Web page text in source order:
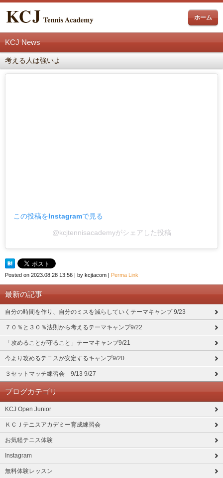
ホーム
KCJ News
考える人は強いよ
この投稿をInstagramで見る
@kcjtennisacademyがシェアした投稿
Posted on 2023.08.28 13:56 | by kcjtacom | Perma Link
最新の記事
自分の時間を作り、自分のミスを減らしていくテーマキャンプ 9/23
７０％と３０％法則から考えるテーマキャンプ9/22
「攻めることが守ること」テーマキャンプ9/21
今より攻めるテニスが安定するキャンプ9/20
３セットマッチ練習会 9/13 9/27
ブログカテゴリ
KCJ Open Junior
ＫＣＪテニスアカデミー育成練習会
お気軽テニス体験
Instagram
無料体験レッスン